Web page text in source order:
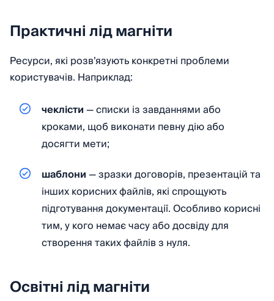
Практичні лід магніти
Ресурси, які розв’язують конкретні проблеми
користувачів. Наприклад:
чеклісти— списки із завданнями або
кроками, щоб виконати певну дію або
досягти мети;
шаблони— зразки договорів, презентацій та
інших корисних файлів, які спрощують
підготування документації. Особливо корисні
тим, у кого немає часу або досвіду для
створення таких файлів з нуля.
Освітні лід магніти